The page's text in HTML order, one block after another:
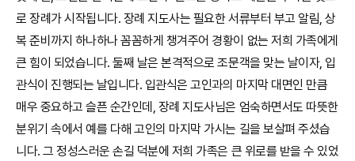
로 장례가 시작됩니다. 장례 지도사는 필요한 서류부터 부고 알림, 상
복 준비까지 하나하나 꼼꼼하게 챙겨주어 경황이 없는 저희 가족에게
큰 힘이 되었습니다. 둘째 날은 본격적으로 조문객을 맞는 날이자, 입
관식이 진행되는 날입니다. 입관식은 고인과의 마지막 대면인 만큼
매우 중요하고 슬픈 순간인데, 장례 지도사님은 엄숙하면서도 따뜻한
분위기 속에서 예를 다해 고인의 마지막 가시는 길을 보살펴 주셨습
니다. 그 정성스러운 손길 덕분에 저희 가족은 큰 위로를 받을 수 있었